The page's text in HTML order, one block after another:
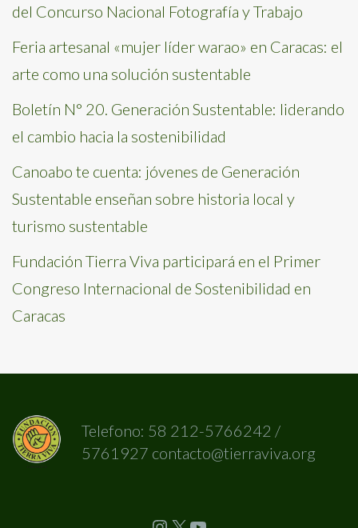
del Concurso Nacional Fotografía y Trabajo
Feria artesanal «mujer líder warao» en Caracas: el
arte como una solución sustentable
Boletín N° 20. Generación Sustentable: liderando
el cambio hacia la sostenibilidad
Canoabo te cuenta: jóvenes de Generación
Sustentable enseñan sobre historia local y
turismo sustentable
Fundación Tierra Viva participará en el Primer
Congreso Internacional de Sostenibilidad en
Caracas
Telefono: 58 212-5766242 /
5761927 contacto@tierraviva.org